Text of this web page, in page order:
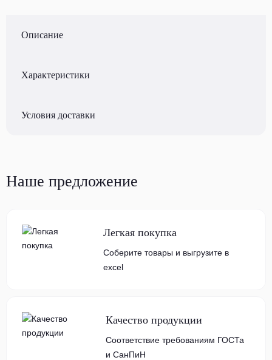
Описание
Характеристики
Условия доставки
Наше предложение
Легкая покупка
Соберите товары и выгрузите в
excel
Качество продукции
Соответствие требованиям ГОСТа
и СанПиН